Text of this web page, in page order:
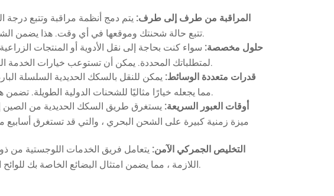
المراقبة من طرف إلى طرف: يتم دمج أنظمة مراقبة وتتبع
حلول مخصصة: سواء كنت بحاجة إلى نقل الأدوية أو المنتجات
قدرات متعددة الوسائط: يمكن للنقل بالسكك الحديدية السلسلة
أوقات العبور السريعة:
التخليص الجمركي الآمن: يتعامل فريق الخدمات اللوجستية من